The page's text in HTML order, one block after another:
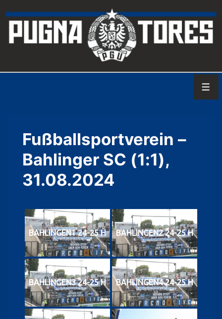
Zum
Inhalt
Fußballsportverein –
Bahlinger SC (1:1),
31.08.2024
BAHLINGEN1 24-25 H BAHLINGEN2 24-25 H
BAHLINGEN3 24-25 H BAHLINGEN4 24-25 H